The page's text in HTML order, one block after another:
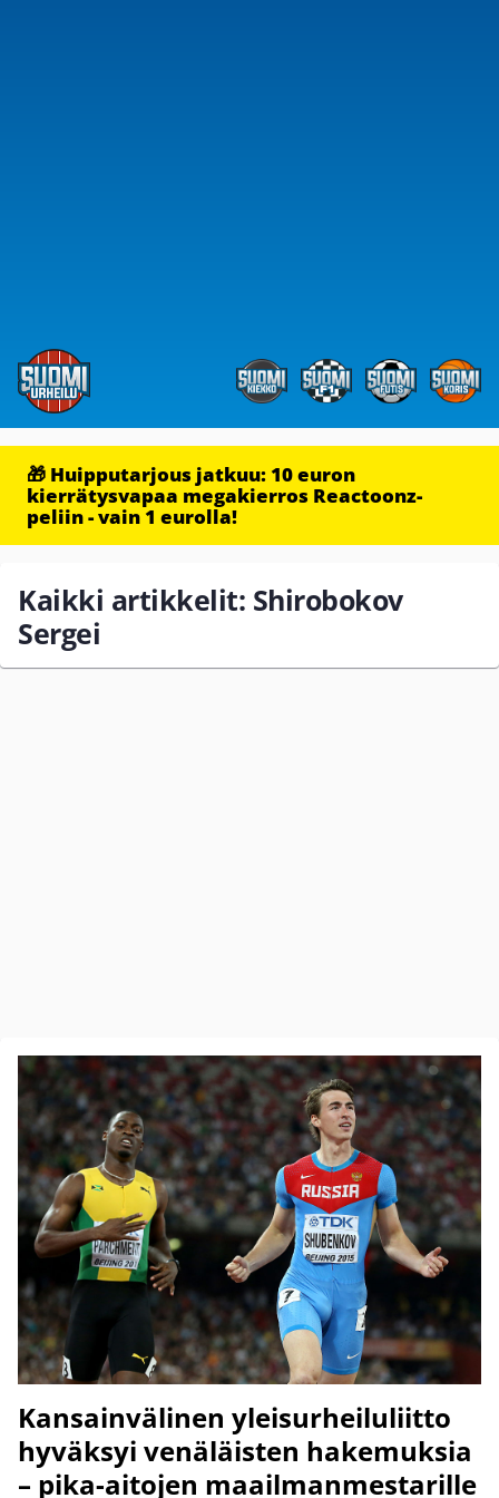
🎁 Huipputarjous jatkuu: 10 euron
kierrätysvapaa megakierros Reactoonz-
peliin - vain 1 eurolla!
Kaikki artikkelit: Shirobokov
Sergei
Kansainvälinen yleisurheiluliitto
hyväksyi venäläisten hakemuksia
– pika-aitojen maailmanmestarille